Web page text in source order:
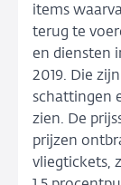
items
terug te
en diensten
2019. Die
schattingen
zien. De
prijzen
vliegtickets,